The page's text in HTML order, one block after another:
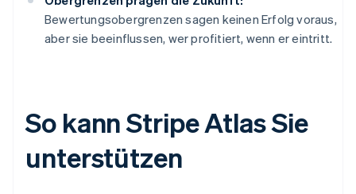
Bewertungsobergrenzen sagen keinen Erfolg voraus,
aber sie beeinflussen, wer profitiert, wenn er eintritt.
So kann Stripe Atlas Sie
unterstützen